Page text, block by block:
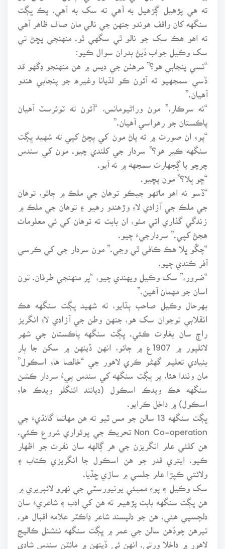
ته هي پڙهيل ڳڙهيل به آهي ته سک به آهي. پڪ ڀڳت
سنگهه کان واقف هوندو جنهن جي نالي مان صاف ظاهر آهي
ته اهو هڪ سک جو نالو ٿي سگهي ٿو. منهنجي پڇڻ تي
سک وڪيل جواب ڏيڻ بدران سوال ڪيو:
“تسي پنجابي هو؟” مرهٺن جي ديس ۾ هن منهنجو ڊگهو قد
ڏسي سمجهيو ته آئون ڪو لڌيانا وغيره جو پنجابي هندو
آهيان.”
“نه سرڪار،” مون وراڻيومانس، “آئون ته ٽوئرسٽ آهيان
پاڪستان جو رهواسي آهيان.”
“پوءِ ان صورت ۾ ته پاڻ مون کي پڇڻ کپي ته شهيد ڀڳت
سنگهه ڪير هو؟” سردار جي کلندي چيو. مون کي سندس
چرچو يا ڳجهارت سمجهه ۾ نه آيو.
“ڇو ڀلا؟” مون پڇيو.
“ڏسو نه اهو ماڻهو جيڪو توهان جي ملڪ ۾ ڄائو، توهان
جي ملڪ جي آزادي لاءِ وڙهندو رهيو ۽ توهان جي ملڪ ۾
زندگي گذاري اتي مئو، ان بابت ته توهان کي ئي معلومات
هجڻ کپي.” سردارجيءَ چيو.
“چڱو ڀلا هڪ ڪافي ٿي وڃي.” مون سردار جي کي ڪرسي
آفر ڪندي چيو.
“ضرور،” سک وڪيل ويهندي چيو، “پر منهنجي طرفان. تون
اسان جو مهمان آهين.”
بهرحال وڪيل صاحب ٻڌايو، ته شهيد ڀڳت سنگهه هڪ
انقلابي نوجوان سک هو، جنهن وطن جي آزادي لاءِ انگريز
راڄ سان بغاوت ڪئي. ڀڳت سنگهه پاڪستان جي شهر
لائلپور ۾ 1907ع ۾ ڄائو، انهن ڏينهن ۾ سکن جا ٻار
بنيادي تعليم گهڻو ڪري لاهور جي “خالصا هاءِ اسڪول”
مان وٺندا هئا، پر ڀڳت سنگهه کي سندس پيءُ سردار ڪشن
سنگهه هڪ ويدڪ اسڪول (ديانند ائنگلو ويدڪ هاءِ
اسڪول) ۾ داخل ڪرايو.
ڀڳت سنگهه 13 سالن جو مس ٿيو ته هن مهاتما گانڌيءَ جي
Non Co-operation تحريڪ جي پوئواري شروع ڪئي.
هن کلئي عام انگريزن جي هر ڳالهه سان نفرت جو اظهار
ڪيو. ايتري قدر جو هن اسڪول جا انگريزي ڪتاب ۽
ولائتي ڪپڙا عام جلسي ۾ ساڙي ڇڏيا.
سک وڪيل ۽ پوءِ ممبئي يونيورسٽي جي نهرو لائبريري ۾
هن ڀڳت سنگهه بابت پڙهيم ته هن کي ادب ۽ شاعريءَ سان
دلچسپي هئي. هن جو دلپسند شاعر ڊاڪٽر علامه اقبال هو.
تيرهن چوڏهن سالن جي عمر ۾ ڀڳت سنگهه نئشنل ڪاليج
لاهور ۾ داخلا ورتي. انهن ئي ڏينهن ۾ مائٽن سندس شادي